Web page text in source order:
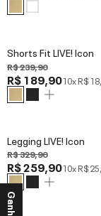
Shorts Fit LIVE! Icon
R$ 239,90
R$ 189,9010xR$
Legging LIVE! Icon
R$ 329,90
R$ 259,9010xR$